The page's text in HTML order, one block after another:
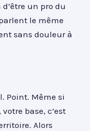
un pro du
le même
sans douleur à
Point. Même si
base, c’est
Alors